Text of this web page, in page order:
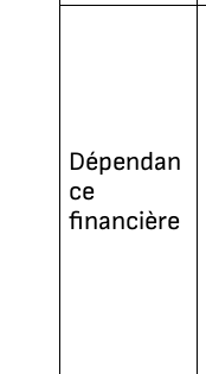
Dépendan
ce
financière